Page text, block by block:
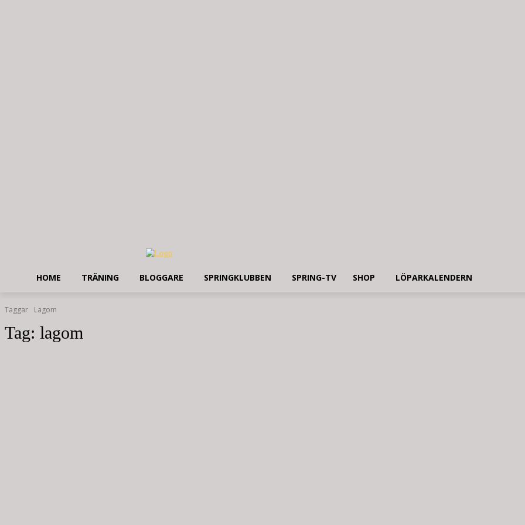
HOME TRÄNING BLOGGARE SPRINGKLUBBEN SPRING-TV SHOP LÖPARKALENDERN
Taggar Lagom
Tag: lagom